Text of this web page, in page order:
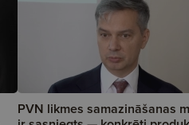
PVN likmes samazināšanas